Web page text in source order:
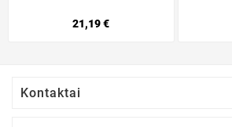
21,19 €
Kontaktai